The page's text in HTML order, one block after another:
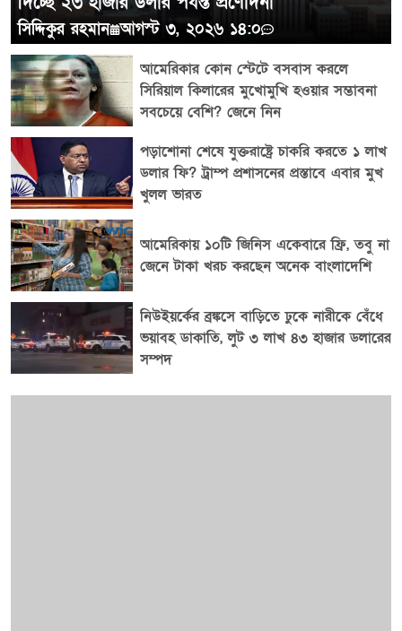
সিদ্দিকুর রহমান আগস্ট ৩, ২০২৬ ১৪:০
আমেরিকার কোন স্টেটে বসবাস করলে
সিরিয়াল কিলারের মুখোমুখি হওয়ার সম্ভাবনা
সবচেয়ে বেশি? জেনে নিন
পড়াশোনা শেষে যুক্তরাষ্ট্রে চাকরি করতে ১ লাখ
ডলার ফি? ট্রাম্প প্রশাসনের প্রস্তাবে এবার মুখ
খুলল ভারত
আমেরিকায় ১০টি জিনিস একেবারে ফ্রি, তবু না
জেনে টাকা খরচ করছেন অনেক বাংলাদেশি
নিউইয়র্কের ব্রঙ্কসে বাড়িতে ঢুকে নারীকে বেঁধে
ভয়াবহ ডাকাতি, লুট ৩ লাখ ৪৩ হাজার ডলারের
সম্পদ